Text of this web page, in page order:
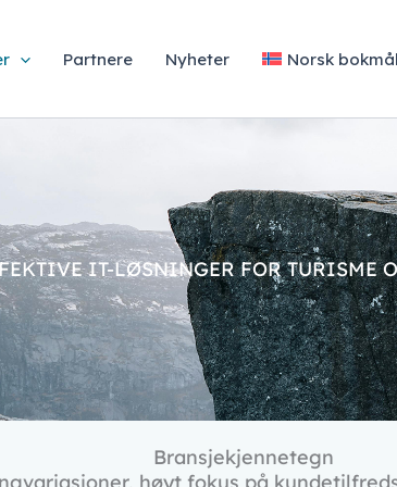
Partnere Nyheter Norsk bokmål
IT-LØSNINGER FOR TURISME
Bransjekjennetegn